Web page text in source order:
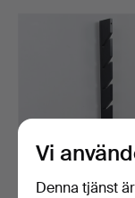
Vi
Denna tjänst